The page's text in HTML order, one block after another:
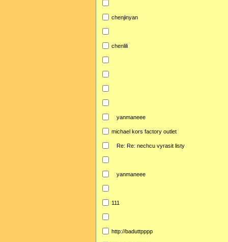
chenjinyan
chenlili
yanmaneee
michael kors factory outlet
Re: Re: nechcu vyrasit listy
yanmaneee
111
http://baduttpppp